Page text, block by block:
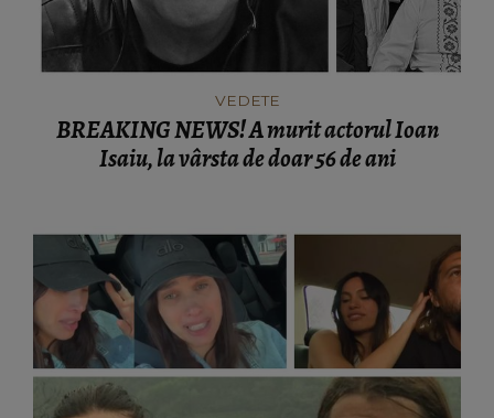
VEDETE
BREAKING NEWS! A murit actorul Ioan
Isaiu, la vârsta de doar 56 de ani